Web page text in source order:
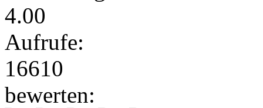
4.00
Aufrufe:
16610
bewerten: